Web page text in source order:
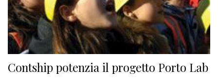
Contship potenzia il progetto Porto Lab